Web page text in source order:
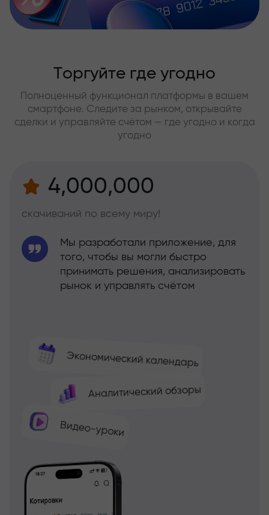
Торгуйте где угодно
Полноценный функционал платформы в вашем
смартфоне. Следите за рынком, открывайте
сделки и управляйте счётом — где угодно и когда
угодно
4,000,000
скачиваний по всему миру!
Экономический календарь
Аналитический обзоры
Видео-уроки
Мы разработали приложение, для
того, чтобы вы могли быстро
принимать решения, анализировать
рынок и управлять счётом